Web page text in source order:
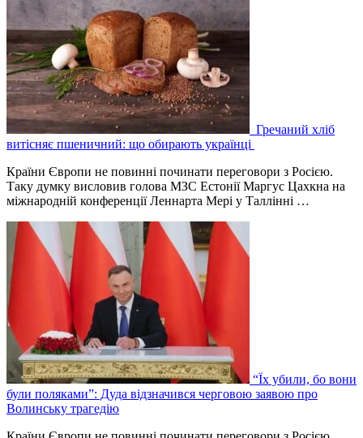
Гречаний хліб
витісняє пшеничний: що обирають українці
Країни Європи не повинні починати переговори з Росією.
Таку думку висловив голова МЗС Естонії Маргус Цахкна на
міжнародній конференції Леннарта Мері у Таллінні …
“Їх убили, бо вони
були поляками”: Дуда відзначився черговою заявою про
Волинську трагедію